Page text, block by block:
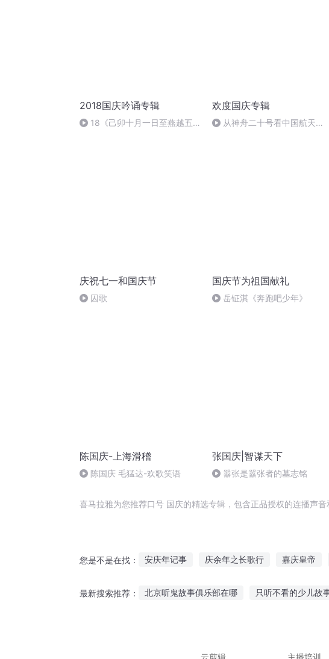
2018国庆吟诵专辑
18《己卯十月一日至燕越五
欢度国庆专辑
从神舟二十号看中国航天
庆祝七一和国庆节
囚歌
国庆节为祖国献礼
岳钲淇《奔跑吧少年》
陈国庆-上海滑稽
陈国庆 毛猛达-欢歌笑语
张国庆|智谋天下
嚣张是嚣张者的墓志铭
喜马拉雅为您推荐口号 国庆的精选专辑，包含正品授权的连播声
您是不是在找： 安庆年记事 庆余年之长歌行 嘉庆皇帝
最新搜索推荐： 北京听鬼故事俱乐部在哪 只听不看的少儿故
云剪辑
主播培训